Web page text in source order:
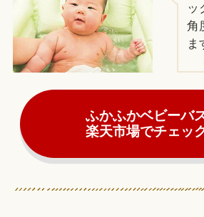
ッ
角
ま
ふかふかベビーバ
楽天市場でチェッ